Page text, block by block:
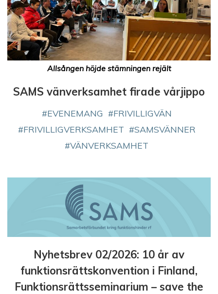
Allsången höjde stämningen rejält
SAMS vänverksamhet firade vårjippo
EVENEMANG
FRIVILLIGVÄN
FRIVILLIGVERKSAMHET
SAMSVÄNNER
VÄNVERKSAMHET
Nyhetsbrev 02/2026: 10 år av
funktionsrättskonvention i Finland,
Funktionsrättsseminarium – save the